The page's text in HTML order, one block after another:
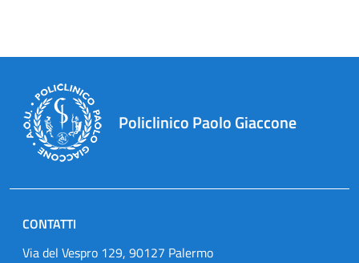
Policlinico Paolo Giaccone
CONTATTI
Via del Vespro 129, 90127 Palermo